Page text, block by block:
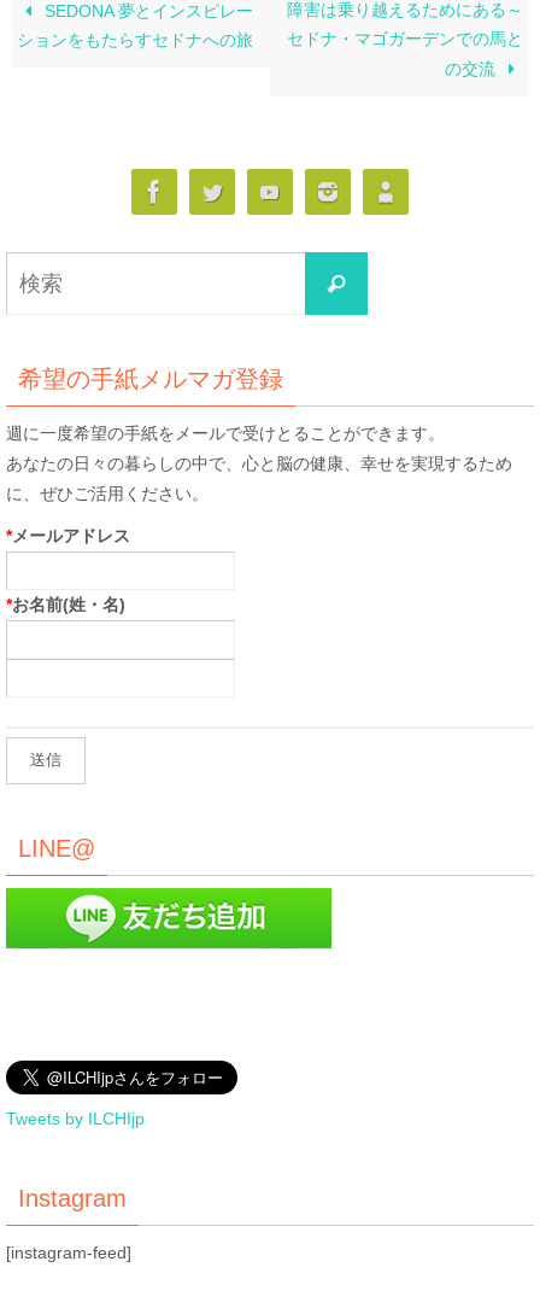
SEDONA 夢とインスピレー
ションをもたらすセドナへの旅
障害は乗り越えるためにある～
セドナ・マゴガーデンでの馬と
の交流
検
索
希望の手紙メルマガ登録
週に一度希望の手紙をメールで受けとることができます。
あなたの日々の暮らしの中で、心と脳の健康、幸せを実現するため
に、ぜひご活用ください。
*メールアドレス
*お名前(姓・名)
LINE@
Tweets by ILCHIjp
Instagram
[instagram-feed]